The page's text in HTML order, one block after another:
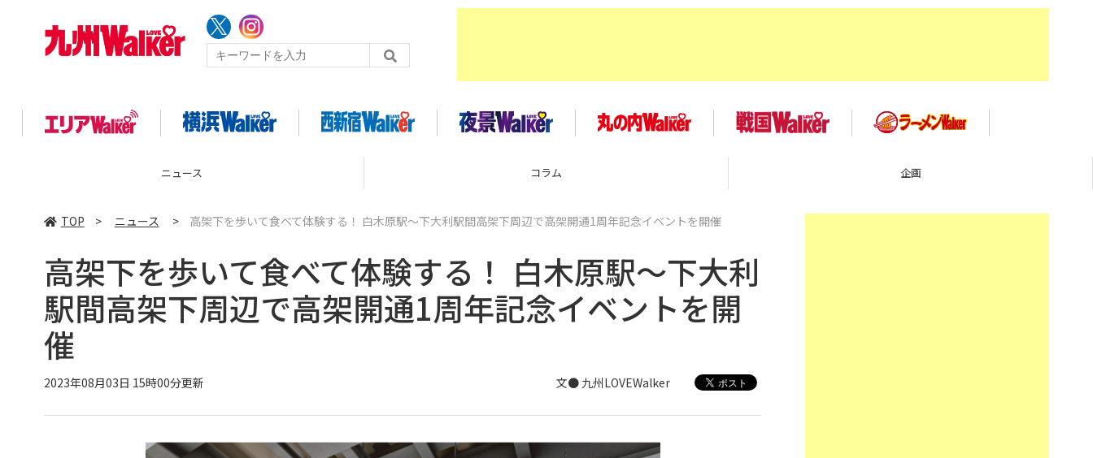
ニュース コラム 企画
TOP > ニュース > 高架下を歩いて食べて体験する！ 白木原駅～下大利駅間高架下周辺で高架開通1周年記念イベントを開催
高架下を歩いて食べて体験する！ 白木原駅～下大利
駅間高架下周辺で高架開通1周年記念イベントを開
催
2023年08月03日 15時00分更新 文● 九州LOVEWalker